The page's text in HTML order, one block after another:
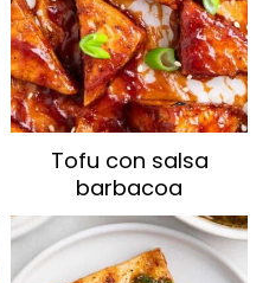
Tofu con salsa
barbacoa